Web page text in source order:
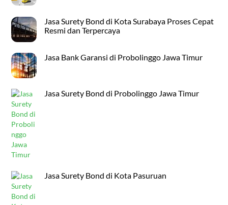
Jasa Surety Bond di Kota Surabaya Proses Cepat
Resmi dan Terpercaya
Jasa Bank Garansi di Probolinggo Jawa Timur
Jasa Surety Bond di Probolinggo Jawa Timur
Jasa Surety Bond di Kota Pasuruan